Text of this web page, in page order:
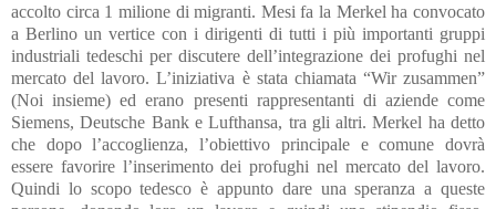
accolto circa 1 milione di migranti. Mesi fa la Merkel ha convocato
a Berlino un vertice con i dirigenti di tutti i più importanti gruppi
industriali tedeschi per discutere dell’integrazione dei profughi nel
mercato del lavoro. L’iniziativa è stata chiamata “Wir zusammen”
(Noi insieme) ed erano presenti rappresentanti di aziende come
Siemens, Deutsche Bank e Lufthansa, tra gli altri. Merkel ha detto
che dopo l’accoglienza, l’obiettivo principale e comune dovrà
essere favorire l’inserimento dei profughi nel mercato del lavoro.
Quindi lo scopo tedesco è appunto dare una speranza a queste